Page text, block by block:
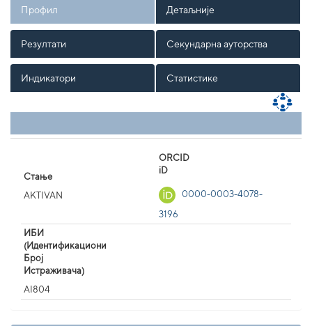
Профил Детаљније
Резултати Секундарна ауторства
Индикатори Статистике
Стање
AKTIVAN
ORCID
iD
0000-0003-4078-
3196
ИБИ
(Идентификациони
Број
Истраживача)
AI804